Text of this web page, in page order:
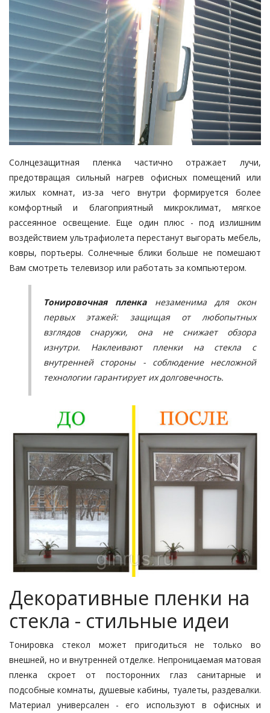
Солнцезащитная пленка частично отражает лучи,
предотвращая сильный нагрев офисных помещений или
жилых комнат, из-за чего внутри формируется более
комфортный и благоприятный микроклимат, мягкое
рассеянное освещение. Еще один плюс - под излишним
воздействием ультрафиолета перестанут выгорать мебель,
ковры, портьеры. Солнечные блики больше не помешают
Вам смотреть телевизор или работать за компьютером.
Тонировочная пленканезаменима для окон
первых этажей: защищая от любопытных
взглядов снаружи, она не снижает обзора
изнутри. Наклеивают пленки на стекла с
внутренней стороны - соблюдение несложной
технологии гарантирует их долговечность.
Декоративные пленки на
стекла - стильные идеи
Тонировка стекол может пригодиться не только во
внешней, но и внутренней отделке. Непроницаемая матовая
пленка скроет от посторонних глаз санитарные и
подсобные комнаты, душевые кабины, туалеты, раздевалки.
Материал универсален - его используют в офисных и